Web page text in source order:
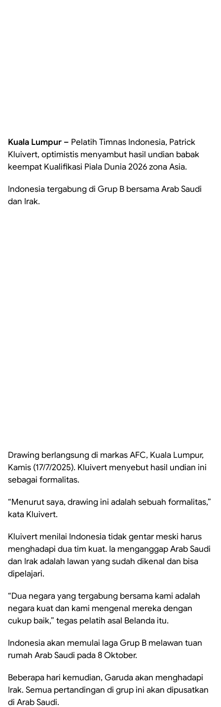
Kuala Lumpur – Pelatih Timnas Indonesia, Patrick
Kluivert, optimistis menyambut hasil undian babak
keempat Kualifikasi Piala Dunia 2026 zona Asia.
Indonesia tergabung di Grup B bersama Arab Saudi
dan Irak.
Drawing berlangsung di markas AFC, Kuala Lumpur,
Kamis (17/7/2025). Kluivert menyebut hasil undian ini
sebagai formalitas.
“Menurut saya, drawing ini adalah sebuah formalitas,”
kata Kluivert.
Kluivert menilai Indonesia tidak gentar meski harus
menghadapi dua tim kuat. Ia menganggap Arab Saudi
dan Irak adalah lawan yang sudah dikenal dan bisa
dipelajari.
“Dua negara yang tergabung bersama kami adalah
negara kuat dan kami mengenal mereka dengan
cukup baik,” tegas pelatih asal Belanda itu.
Indonesia akan memulai laga Grup B melawan tuan
rumah Arab Saudi pada 8 Oktober.
Beberapa hari kemudian, Garuda akan menghadapi
Irak. Semua pertandingan di grup ini akan dipusatkan
di Arab Saudi.